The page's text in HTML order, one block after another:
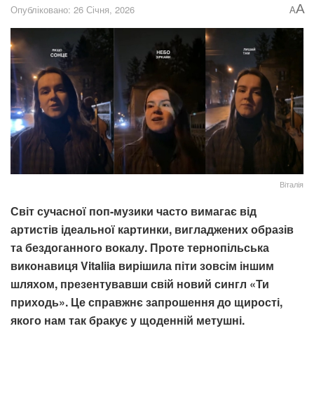
Опубліковано: 26 Січня, 2026 AA
Віталія
Світ сучасної поп-музики часто вимагає від
артистів ідеальної картинки, вигладжених образів
та бездоганного вокалу. Проте тернопільська
виконавиця Vitaliia вирішила піти зовсім іншим
шляхом, презентувавши свій новий сингл «Ти
приходь». Це справжнє запрошення до щирості,
якого нам так бракує у щоденній метушні.